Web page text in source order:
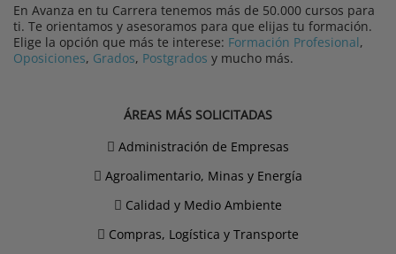
En Avanza en tu Carrera tenemos más de 50.000 cursos para
ti. Te orientamos y asesoramos para que elijas tu formación.
Elige la opción que más te interese: Formación Profesional,
Oposiciones, Grados, Postgrados y mucho más.
ÁREAS MÁS SOLICITADAS
Administración de Empresas
Agroalimentario, Minas y Energía
Calidad y Medio Ambiente
Compras, Logística y Transporte